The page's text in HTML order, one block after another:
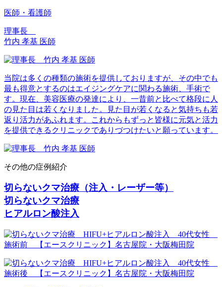
医師・看護師
理事長
竹内 孝基 医師
当院は多くの種類の施術を提供しておりますが、その中でも
最も得意とするのはエイジングケアに関わる施術、手術で
す。現在、美容医療の発達により、一昔前と比べて格段に人
の見た目は若くなりました。見た目が若くなると気持ちも若
返り活力があふれます。これからもずっと皆様に元気と活力
を提供できるクリニックでありづつけたいと願っています。
その他の症例紹介
切らないクマ治療（注入・レーザー等）
切らないクマ治療
ヒアルロン酸注入